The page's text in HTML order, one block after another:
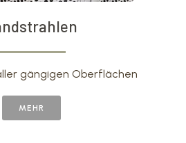
gängigen Oberflächen
MEHR